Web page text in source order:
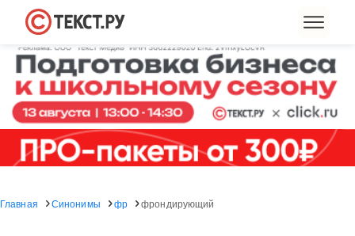
Главная Синонимы фр фрондирующий